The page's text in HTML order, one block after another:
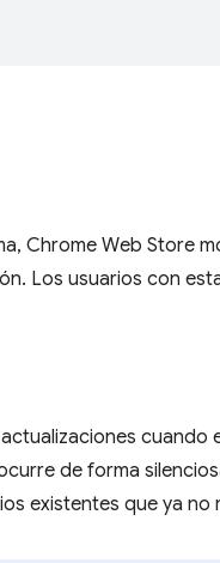
Chrome Web Store
Los usuarios con
cuando
de forma
existentes que ya no